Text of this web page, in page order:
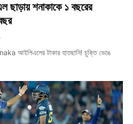
শনাকাকে ১ বছরের
আইপিএলের টাকার হাতছানি! চুক্তি ভেঙে